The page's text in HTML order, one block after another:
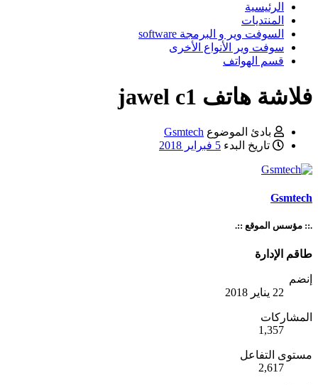
الرئيسية
المنتديات
السوفت وير و البرمجة software
سوفت وير الأنواع الأخرى
قسم الهواتف
فلاشة هاتف jawel c1
بادئ الموضوع Gsmtech
تاريخ البدء 5 فبراير 2018
Gsmtech
.:: مؤسس الموقع ::.
طاقم الإدارة
إنضم
22 يناير 2018
المشاركات
1,357
مستوى التفاعل
2,617